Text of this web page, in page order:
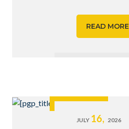
READ MORE
JULY 16, 2026